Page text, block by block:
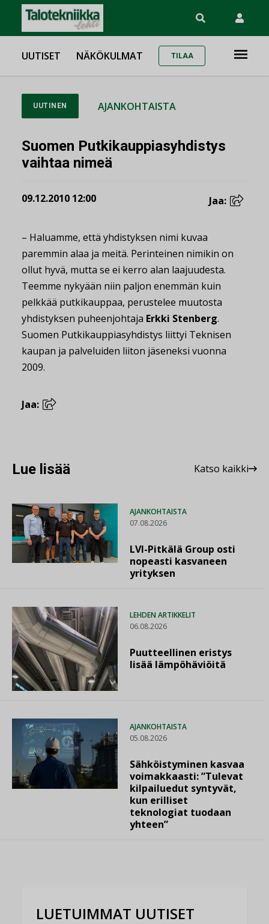
UUTISET NÄKÖKULMAT TILAA
UUTINEN AJANKOHTAISTA
Suomen Putkikauppiasyhdistys
vaihtaa nimeä
09.12.2010 12:00 Jaa:
– Haluamme, että yhdistyksen nimi kuvaa
paremmin alaa ja meitä. Perinteinen nimikin on
ollut hyvä, mutta se ei kerro alan laajuudesta.
Teemme nykyään niin paljon enemmän kuin
pelkkää putkikauppaa, perustelee muutosta
yhdistyksen puheenjohtaja Erkki Stenberg.
Suomen Putkikauppiasyhdistys liittyi Teknisen
kaupan ja palveluiden liiton jäseneksi vuonna
2009.
Jaa:
Lue lisää Katso kaikki
AJANKOHTAISTA
07.08.2026
LVI-Pitkälä Group osti
nopeasti kasvaneen
yrityksen
LEHDEN ARTIKKELIT
06.08.2026
Puutteellinen eristys
lisää lämpöhäviöitä
AJANKOHTAISTA
05.08.2026
Sähköistyminen kasvaa
voimakkaasti: ”Tulevat
kilpailuedut syntyvät,
kun erilliset
teknologiat tuodaan
yhteen”
LUETUIMMAT UUTISET